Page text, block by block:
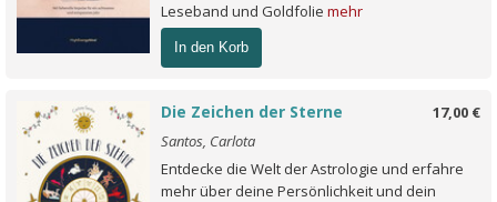
Leseband und Goldfolie mehr
In den Korb
17,00 €
Die Zeichen der Sterne
Santos, Carlota
Entdecke die Welt der Astrologie und erfahre
mehr über deine Persönlichkeit und dein